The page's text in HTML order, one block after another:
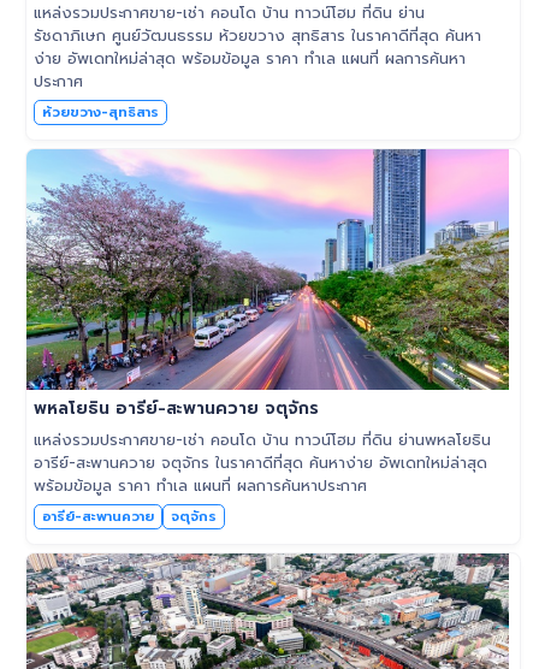
แหล่งรวมประกาศขาย-เช่า คอนโด บ้าน ทาวน์โฮม ที่ดิน ย่าน
รัชดาภิเษก ศูนย์วัฒนธรรม ห้วยขวาง สุทธิสาร ในราคาดีที่สุด ค้นหา
ง่าย อัพเดทใหม่ล่าสุด พร้อมข้อมูล ราคา ทำเล แผนที่ ผลการค้นหา
ประกาศ
ห้วยขวาง-สุทธิสาร
พหลโยธิน อารีย์-สะพานควาย จตุจักร
แหล่งรวมประกาศขาย-เช่า คอนโด บ้าน ทาวน์โฮม ที่ดิน ย่านพหลโยธิน
อารีย์-สะพานควาย จตุจักร ในราคาดีที่สุด ค้นหาง่าย อัพเดทใหม่ล่าสุด
พร้อมข้อมูล ราคา ทำเล แผนที่ ผลการค้นหาประกาศ
อารีย์-สะพานควาย จตุจักร